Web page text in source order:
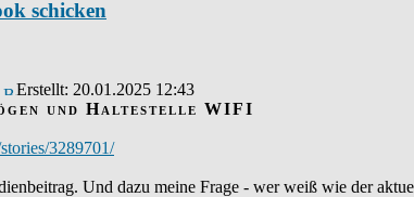
Erstellt: 20.01.2025 12:43
und Haltestelle WIFI
3289701/
Und dazu meine Frage - wer weiß wie der